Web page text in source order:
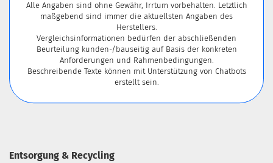
Alle Angaben sind ohne Gewähr, Irrtum vorbehalten. Letztlich
maßgebend sind immer die aktuellsten Angaben des
Herstellers.
Vergleichsinformationen bedürfen der abschließenden
Beurteilung kunden-/bauseitig auf Basis der konkreten
Anforderungen und Rahmenbedingungen.
Beschreibende Texte können mit Unterstützung von Chatbots
erstellt sein.
Entsorgung & Recycling